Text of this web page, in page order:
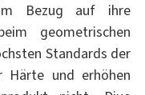
im Bezug auf ihre
geometrischen
Standards der
Härte und erhöhen